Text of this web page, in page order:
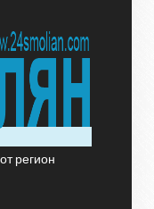
регион